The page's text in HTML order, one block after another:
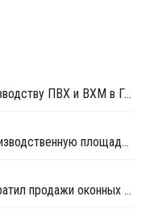
Westlake приобретает завод по производству ПВХ и ВХМ в Германии
Vynova продает Westlake Vinnolit производственную площадку по выпуску ВХМ и ПВХ в Германии
Deceuninck по итогам 2025 года сократил продажи оконных профилей из ПВХ